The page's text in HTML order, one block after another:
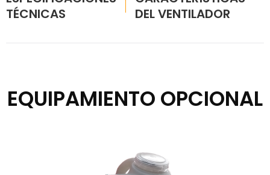
TÉCNICAS
DEL VENTILADOR
EQUIPAMIENTO OPCIONAL